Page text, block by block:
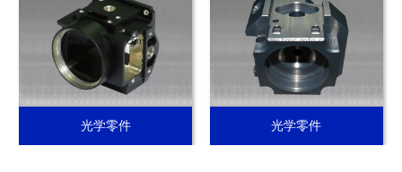
光学零件 光学零件